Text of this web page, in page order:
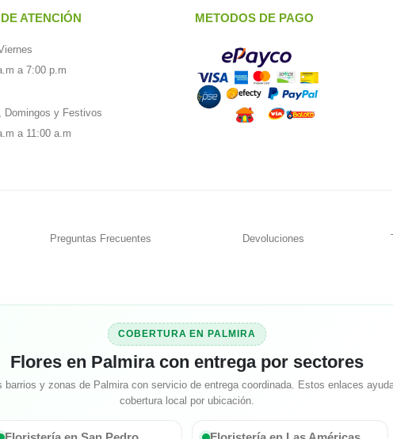
ATENCIÓN
a 7:00 p.m
Domingos y Festivos
a 11:00 a.m
METODOS DE PAGO
Preguntas Frecuentes Devoluciones
COBERTURA EN PALMIRA
Flores en Palmira con entrega por sectores
barrios y zonas de Palmira con servicio de entrega coordinada. Estos enlaces
cobertura local por ubicación.